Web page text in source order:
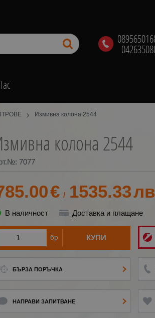
Измивна колона 2544
колона 2544
7077
€ / 1535.33
В наличност Доставка и плащане
бр КУПИ
БЪРЗА ПОРЪЧКА
НАПРАВИ ЗАПИТВАНЕ